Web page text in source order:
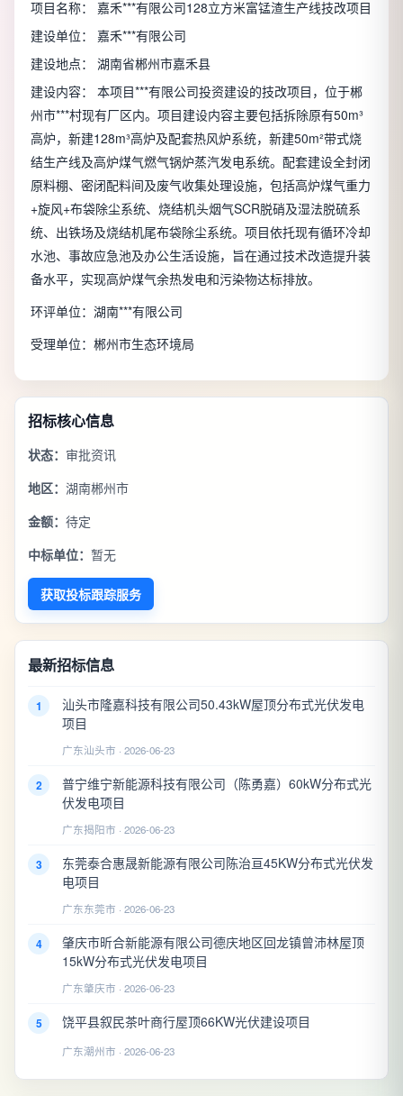
项目名称： 嘉禾***有限公司128立方米富锰渣生产线技改项目
建设单位： 嘉禾***有限公司
建设地点： 湖南省郴州市嘉禾县
建设内容： 本项目***有限公司投资建设的技改项目，位于郴
州市***村现有厂区内。项目建设内容主要包括拆除原有50m³
高炉，新建128m³高炉及配套热风炉系统，新建50m²带式烧
结生产线及高炉煤气燃气锅炉蒸汽发电系统。配套建设全封闭
原料棚、密闭配料间及废气收集处理设施，包括高炉煤气重力
+旋风+布袋除尘系统、烧结机头烟气SCR脱硝及湿法脱硫系
统、出铁场及烧结机尾布袋除尘系统。项目依托现有循环冷却
水池、事故应急池及办公生活设施，旨在通过技术改造提升装
备水平，实现高炉煤气余热发电和污染物达标排放。
环评单位：湖南***有限公司
受理单位：郴州市生态环境局
招标核心信息
状态： 审批资讯
地区： 湖南郴州市
金额： 待定
中标单位： 暂无
获取投标跟踪服务
最新招标信息
1
汕头市隆嘉科技有限公司50.43kW屋顶分布式光伏发电
项目
广东汕头市 · 2026-06-23
2
普宁维宁新能源科技有限公司（陈勇嘉）60kW分布式光
伏发电项目
广东揭阳市 · 2026-06-23
3
东莞泰合惠晟新能源有限公司陈治亘45KW分布式光伏发
电项目
广东东莞市 · 2026-06-23
4
肇庆市昕合新能源有限公司德庆地区回龙镇曾沛林屋顶
15kW分布式光伏发电项目
广东肇庆市 · 2026-06-23
5 饶平县叙民茶叶商行屋顶66KW光伏建设项目
广东潮州市 · 2026-06-23